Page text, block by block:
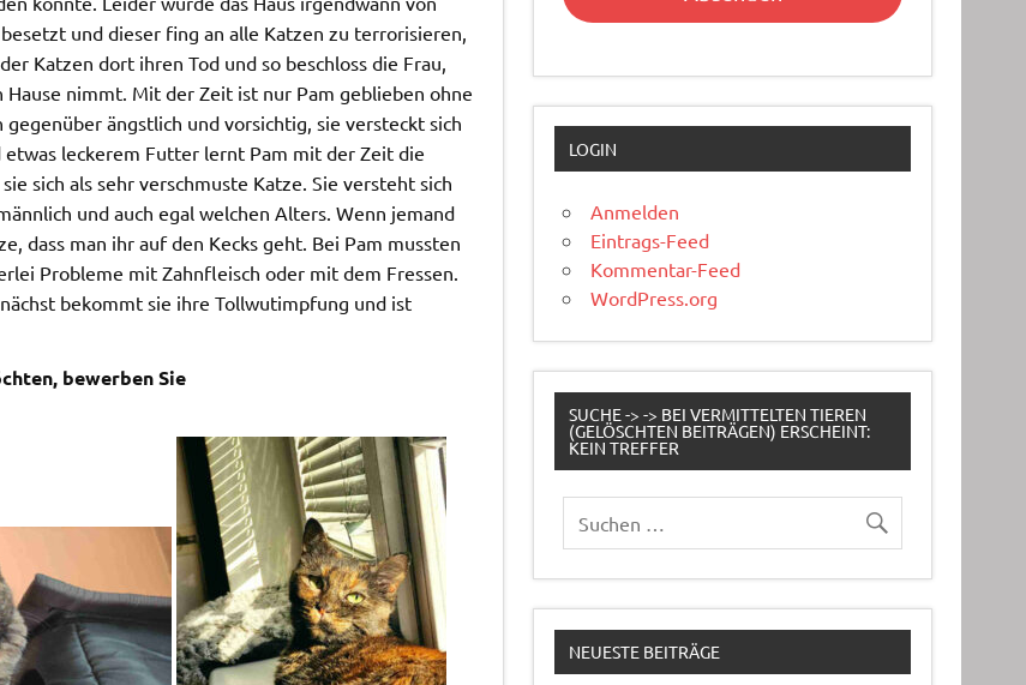
und dieser fing an alle Katzen zu terrorisieren,
Katzen dort ihren Tod und so beschloss die Frau,
nimmt. Mit der Zeit ist nur Pam geblieben ohne
ängstlich und vorsichtig, sie versteckt sich
leckerem Futter lernt Pam mit der Zeit die
sich als sehr verschmuste Katze. Sie versteht sich
und auch egal welchen Alters. Wenn jemand
dass man ihr auf den Kecks geht. Bei Pam mussten
Probleme mit Zahnfleisch oder mit dem Fressen.
bekommt sie ihre Tollwutimpfung und ist
bewerben Sie
LOGIN
Anmelden
Eintrags-Feed
Kommentar-Feed
WordPress.org
SUCHE -> -> BEI VERMITTELTEN TIEREN
(GELÖSCHTEN BEITRÄGEN) ERSCHEINT:
KEIN TREFFER
NEUESTE BEITRÄGE